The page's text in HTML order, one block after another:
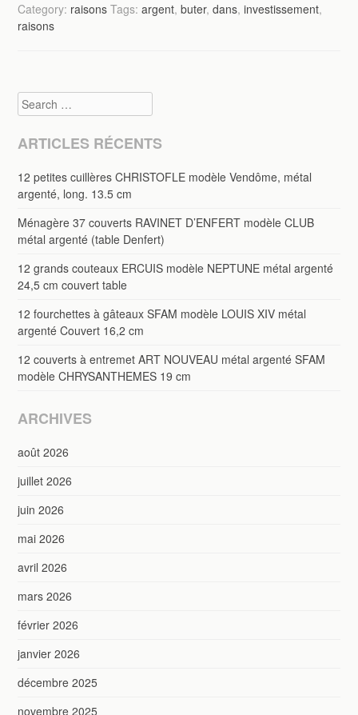
Category: raisons Tags:argent,buter,dans,investissement,
raisons
Search
ARTICLES RÉCENTS
12 petites cuillères CHRISTOFLE modèle Vendôme, métal
argenté, long. 13.5 cm
Ménagère 37 couverts RAVINET D’ENFERT modèle CLUB
métal argenté (table Denfert)
12 grands couteaux ERCUIS modèle NEPTUNE métal argenté
24,5 cm couvert table
12 fourchettes à gâteaux SFAM modèle LOUIS XIV métal
argenté Couvert 16,2 cm
12 couverts à entremet ART NOUVEAU métal argenté SFAM
modèle CHRYSANTHEMES 19 cm
ARCHIVES
août 2026
juillet 2026
juin 2026
mai 2026
avril 2026
mars 2026
février 2026
janvier 2026
décembre 2025
novembre 2025